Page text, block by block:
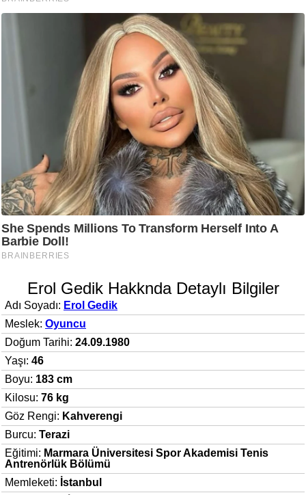
Erol Gedik Hakknda Detaylı Bilgiler
Adı Soyadı: Erol Gedik
Meslek: Oyuncu
Doğum Tarihi: 24.09.1980
Yaşı: 46
Boyu: 183 cm
Kilosu: 76 kg
Göz Rengi: Kahverengi
Burcu: Terazi
Eğitimi: Marmara Üniversitesi Spor Akademisi Tenis
Antrenörlük Bölümü
Memleketi: İstanbul